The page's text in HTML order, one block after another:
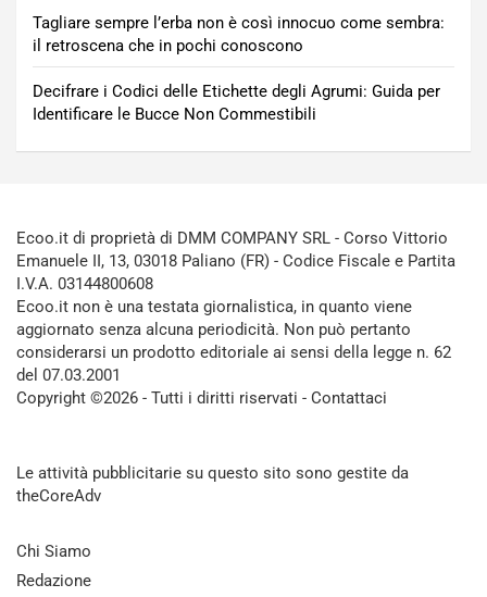
Tagliare sempre l’erba non è così innocuo come sembra:
il retroscena che in pochi conoscono
Decifrare i Codici delle Etichette degli Agrumi: Guida per
Identificare le Bucce Non Commestibili
Ecoo.it di proprietà di DMM COMPANY SRL - Corso Vittorio
Emanuele II, 13, 03018 Paliano (FR) - Codice Fiscale e Partita
I.V.A. 03144800608
Ecoo.it non è una testata giornalistica, in quanto viene
aggiornato senza alcuna periodicità. Non può pertanto
considerarsi un prodotto editoriale ai sensi della legge n. 62
del 07.03.2001
Copyright ©2026 - Tutti i diritti riservati - Contattaci
Le attività pubblicitarie su questo sito sono gestite da
theCoreAdv
Chi Siamo
Redazione